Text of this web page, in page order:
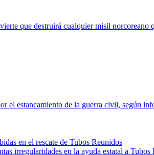
que destruirá cualquier misil norcoreano
el estancamiento de la guerra civil, según
en el rescate de Tubos Reunidos
irregularidades en la ayuda estatal a Tubos